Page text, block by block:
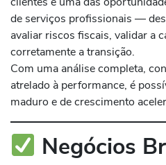
de serviços profissionais —
avaliar riscos fiscais, validar a
corretamente a transição.
Com uma análise completa,
atrelado à performance, é
maduro e de crescimento
Negócios